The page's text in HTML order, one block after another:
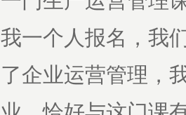
我一个人报名，我
了企业运营管理，